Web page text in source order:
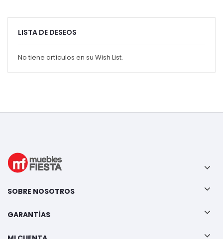
LISTA DE DESEOS
No tiene artículos en su Wish List.
SOBRE NOSOTROS
GARANTÍAS